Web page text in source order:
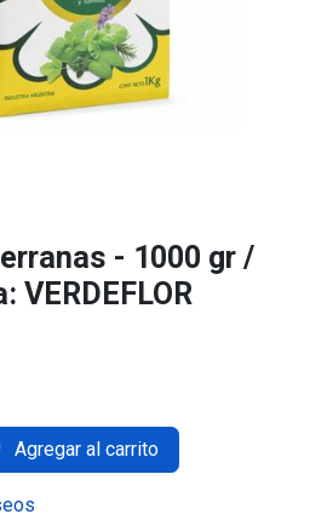
- 1000 gr /
VERDEFLOR
Agregar al carrito